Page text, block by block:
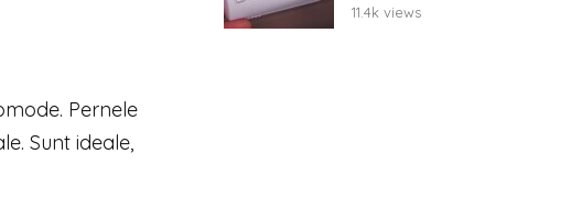
Pernele
Sunt ideale,
11.4k views